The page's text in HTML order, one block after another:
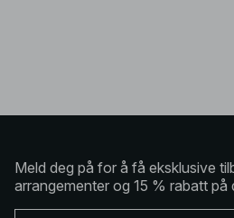
Meld deg på for å få eksklusive
arrangementer og 15 % rabatt på